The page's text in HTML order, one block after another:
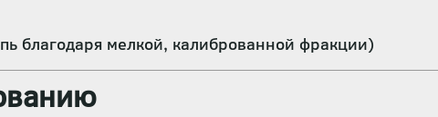
благодаря мелкой, калиброванной фракции)